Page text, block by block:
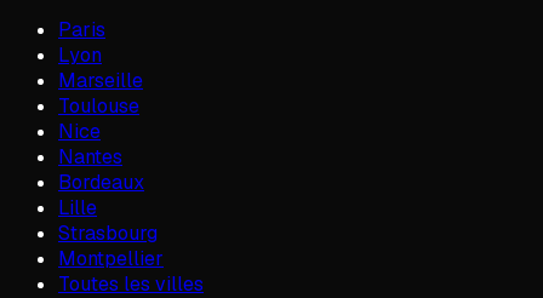
Paris
Lyon
Marseille
Toulouse
Nice
Nantes
Bordeaux
Lille
Strasbourg
Montpellier
Toutes les villes